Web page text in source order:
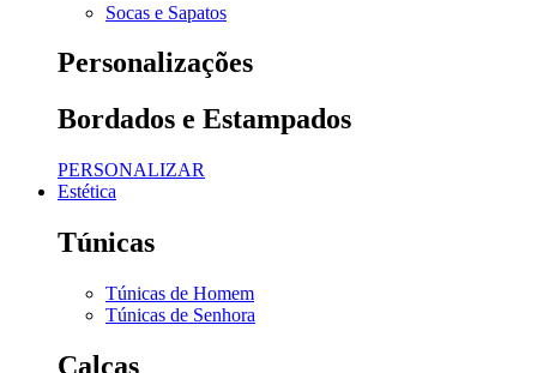
Socas e Sapatos
Personalizações
Bordados e Estampados
PERSONALIZAR
Estética
Túnicas
Túnicas de Homem
Túnicas de Senhora
Calças